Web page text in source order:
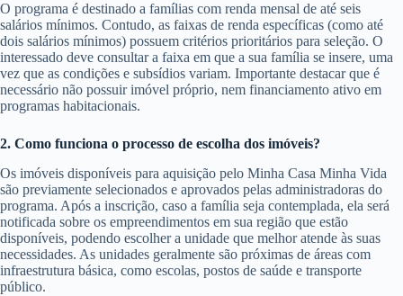
O programa é destinado a famílias com renda mensal de até seis
salários mínimos. Contudo, as faixas de renda específicas (como até
dois salários mínimos) possuem critérios prioritários para seleção. O
interessado deve consultar a faixa em que a sua família se insere, uma
vez que as condições e subsídios variam. Importante destacar que é
necessário não possuir imóvel próprio, nem financiamento ativo em
programas habitacionais.
2. Como funciona o processo de escolha dos imóveis?
Os imóveis disponíveis para aquisição pelo Minha Casa Minha Vida
são previamente selecionados e aprovados pelas administradoras do
programa. Após a inscrição, caso a família seja contemplada, ela será
notificada sobre os empreendimentos em sua região que estão
disponíveis, podendo escolher a unidade que melhor atende às suas
necessidades. As unidades geralmente são próximas de áreas com
infraestrutura básica, como escolas, postos de saúde e transporte
público.